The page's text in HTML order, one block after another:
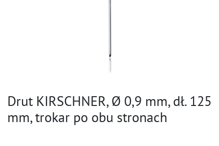
Drut KIRSCHNER, Ø 0,9 mm, dł. 125
mm, trokar po obu stronach